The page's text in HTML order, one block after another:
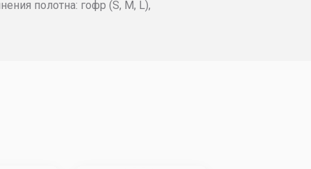
полотна: гофр (S, M, L),